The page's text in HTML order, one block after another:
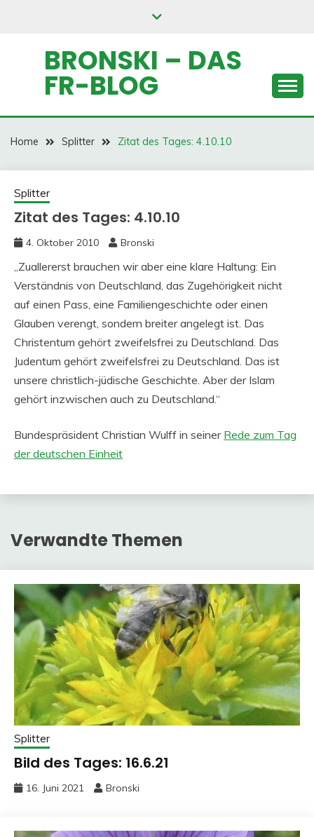
BRONSKI – DAS
FR-BLOG
Home Splitter Zitat des Tages: 4.10.10
Splitter
Zitat des Tages: 4.10.10
4. Oktober 2010 Bronski
„Zuallererst brauchen wir aber eine klare Haltung: Ein
Verständnis von Deutschland, das Zugehörigkeit nicht
auf einen Pass, eine Familiengeschichte oder einen
Glauben verengt, sondern breiter angelegt ist. Das
Christentum gehört zweifelsfrei zu Deutschland. Das
Judentum gehört zweifelsfrei zu Deutschland. Das ist
unsere christlich-jüdische Geschichte. Aber der Islam
gehört inzwischen auch zu Deutschland.“
Bundespräsident Christian Wulff in seiner Rede zum Tag
der deutschen Einheit
Verwandte Themen
Splitter
Bild des Tages: 16.6.21
16. Juni 2021 Bronski